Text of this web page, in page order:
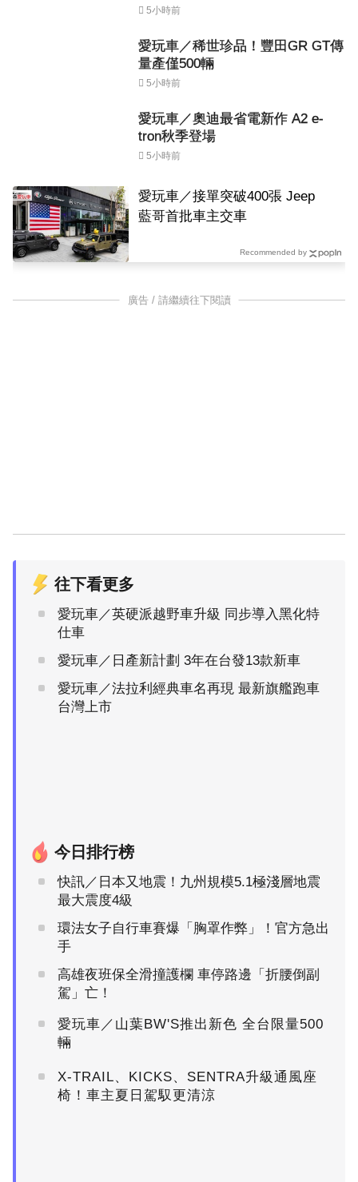
5小時前
愛玩車／稀世珍品！豐田GR GT傳
量產僅500輛
5小時前
愛玩車／奧迪最省電新作 A2 e-
tron秋季登場
5小時前
愛玩車／接單突破400張 Jeep
藍哥首批車主交車
Recommended by
廣告 / 請繼續往下閱讀
往下看更多
愛玩車／英硬派越野車升級 同步導入黑化特
仕車
愛玩車／日產新計劃 3年在台發13款新車
愛玩車／法拉利經典車名再現 最新旗艦跑車
台灣上市
今日排行榜
快訊／日本又地震！九州規模5.1極淺層地震
最大震度4級
環法女子自行車賽爆「胸罩作弊」！官方急出
手
高雄夜班保全滑撞護欄 車停路邊「折腰倒副
駕」亡！
愛玩車／山葉BW'S推出新色 全台限量500
輛
X-TRAIL、KICKS、SENTRA升級通風座
椅！車主夏日駕馭更清涼